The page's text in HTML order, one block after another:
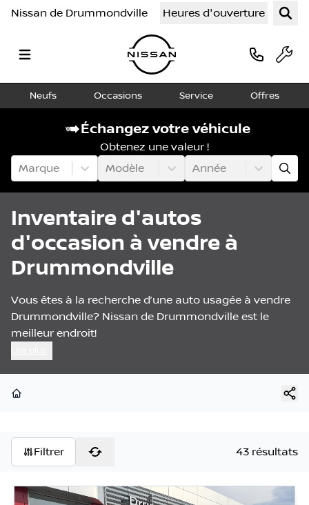
Nissan de Drummondville Heures d'ouverture
Neufs Occasions Service Offres
Échangez votre véhicule
Obtenez une valeur !
Marque
Modèle Année
Inventaire d'autos
d'occasion à vendre à
Drummondville
Vous êtes à la recherche d’une auto usagée à vendre
Drummondville? Nissan de Drummondville est le
meilleur endroit!
Filtrer 43 résultats